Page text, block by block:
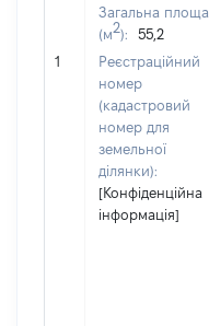
1
Загальна площа
(м2):
55,2
Реєстраційний
номер
(кадастровий
номер для
земельної
ділянки):
[Конфіденційна
інформація]